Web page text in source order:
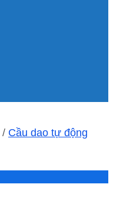
/ Cầu dao tự động